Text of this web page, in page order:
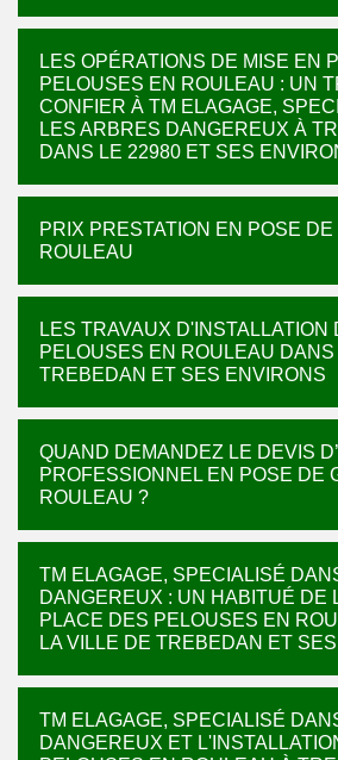
LES OPÉRATIONS DE MISE EN
PELOUSES EN ROULEAU : UN
CONFIER À TM ELAGAGE,
LES ARBRES DANGEREUX À
DANS LE 22980 ET SES
PRIX PRESTATION EN POSE
ROULEAU
LES TRAVAUX D'INSTALLATION
PELOUSES EN ROULEAU DANS
TREBEDAN ET SES ENVIRONS
QUAND DEMANDEZ LE DEVIS
PROFESSIONNEL EN POSE DE
ROULEAU ?
TM ELAGAGE, SPECIALISÉ
DANGEREUX : UN HABITUÉ DE
PLACE DES PELOUSES EN
LA VILLE DE TREBEDAN ET
TM ELAGAGE, SPECIALISÉ
DANGEREUX ET